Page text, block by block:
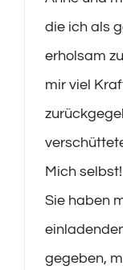
die ich als
erholsam
mir viel
Mich selbst!
Sie haben
gegeben,